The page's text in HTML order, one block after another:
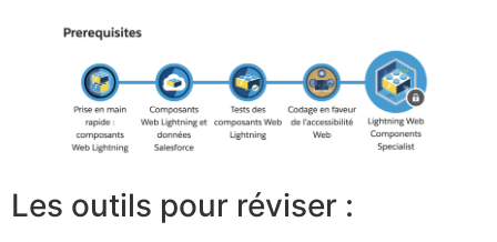
Les outils pour réviser :